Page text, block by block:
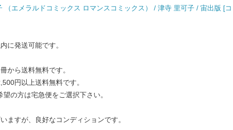
（エメラルドコミックス ロマンスコミックス） / 津寺 里可子 / 宙出版 [コ
に発送可能です。
から送料無料です。
円以上送料無料です。
の方は宅急便をご選択下さい。
ますが、良好なコンディションです。